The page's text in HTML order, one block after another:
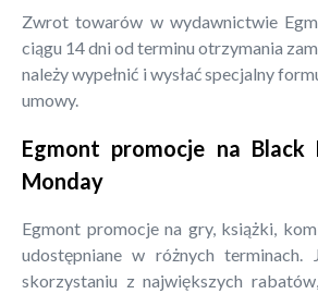
Zwrot towarów w wydawnictwie
ciągu 14 dni od terminu otrzymania
należy wypełnić i wysłać specjalny
umowy.
Egmont promocje na Black
Monday
Egmont promocje na gry, książki,
udostępniane w różnych terminach.
skorzystaniu z największych